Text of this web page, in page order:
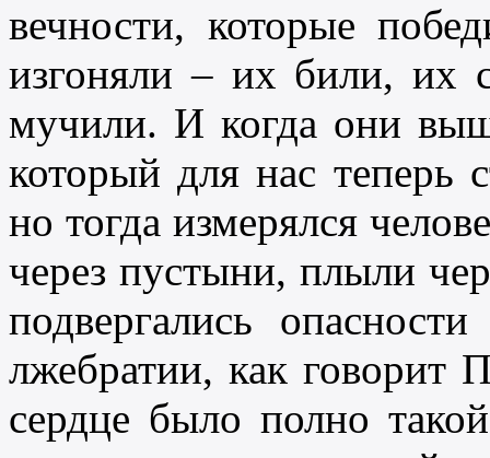
вечности, которые
изгоняли – их били, их
мучили. И когда они
который для нас теперь
но тогда измерялся
через пустыни, плыли
подвергались
лжебратии, как говорит
сердце было полно